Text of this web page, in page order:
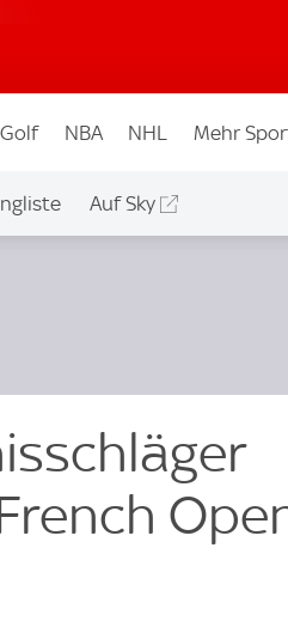
Golf NBA NHL Mehr
Auf Sky